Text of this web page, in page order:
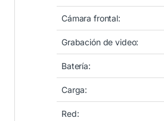
Cámara frontal:
Grabación de video:
Batería:
Carga:
Red: